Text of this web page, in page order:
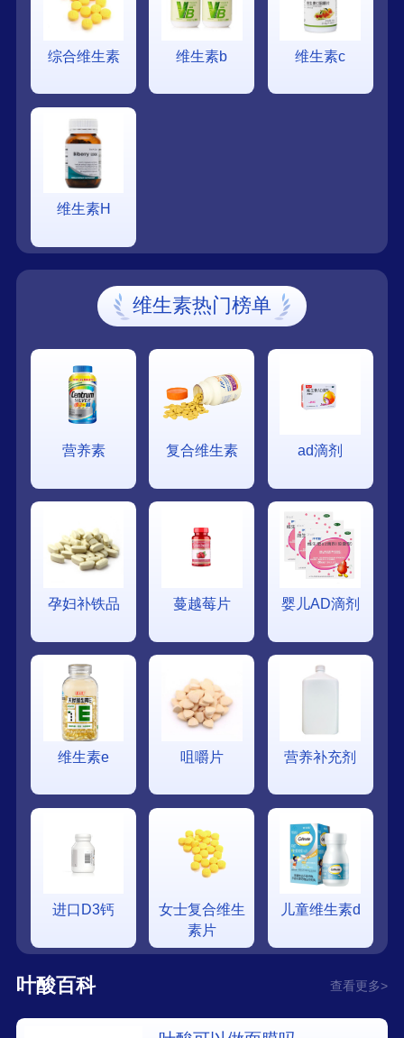
综合维生素 维生素b 维生素c
维生素H
维生素热门榜单
营养素 复合维生素 ad滴剂
孕妇补铁品 蔓越莓片 婴儿AD滴剂
维生素e 咀嚼片 营养补充剂
进口D3钙
女士复合维生
素片
儿童维生素d
叶酸百科 查看更多>